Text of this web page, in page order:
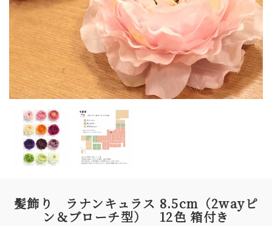
髪飾り ラナンキュラス 8.5cm（2wayピ
ン＆ブローチ型） 12色 箱付き